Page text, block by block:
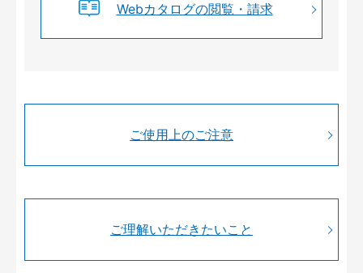
Webカタログの閲覧・請求
ご使用上のご注意
ご理解いただきたいこと